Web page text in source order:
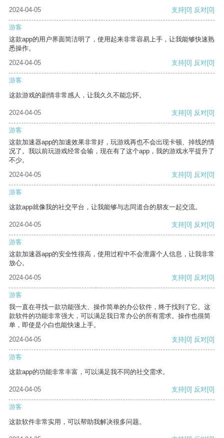
2024-04-05
支持[0] 反对[0]
游客
这款app的用户界面简洁明了，使用起来非常容易上手，让我能够快速熟
悉操作。
2024-04-05
支持[0] 反对[0]
游客
这款游戏的剧情非常感人，让我久久不能忘怀。
2024-04-05 支持[0] 反对[0]
游客
这款加速器app的加速效果非常好，玩游戏再也不会出现卡顿、掉线的情
况了。我以前玩游戏经常会输，现在有了这个app，我的游戏水平提升了
不少。
2024-04-05
支持[0] 反对[0]
游客
这款app就像我的社交平台，让我能够与志同道合的朋友一起交流。
2024-04-05 支持[0] 反对[0]
游客
这款加速器app的安全性很高，使用过程中不会泄露个人信息，让我非常
放心。
2024-04-05
支持[0] 反对[0]
游客
我一直在寻找一款功能强大、操作简单的办公软件，终于找到了它。这
款软件的功能非常强大，可以满足我日常办公的所有需求。操作也很简
单，即使是小白也能快速上手。
2024-04-05
支持[0] 反对[0]
游客
这款app的功能非常丰富，可以满足我不同的社交需求。
2024-04-05 支持[0] 反对[0]
游客
这款软件非常实用，可以帮助我解决很多问题。